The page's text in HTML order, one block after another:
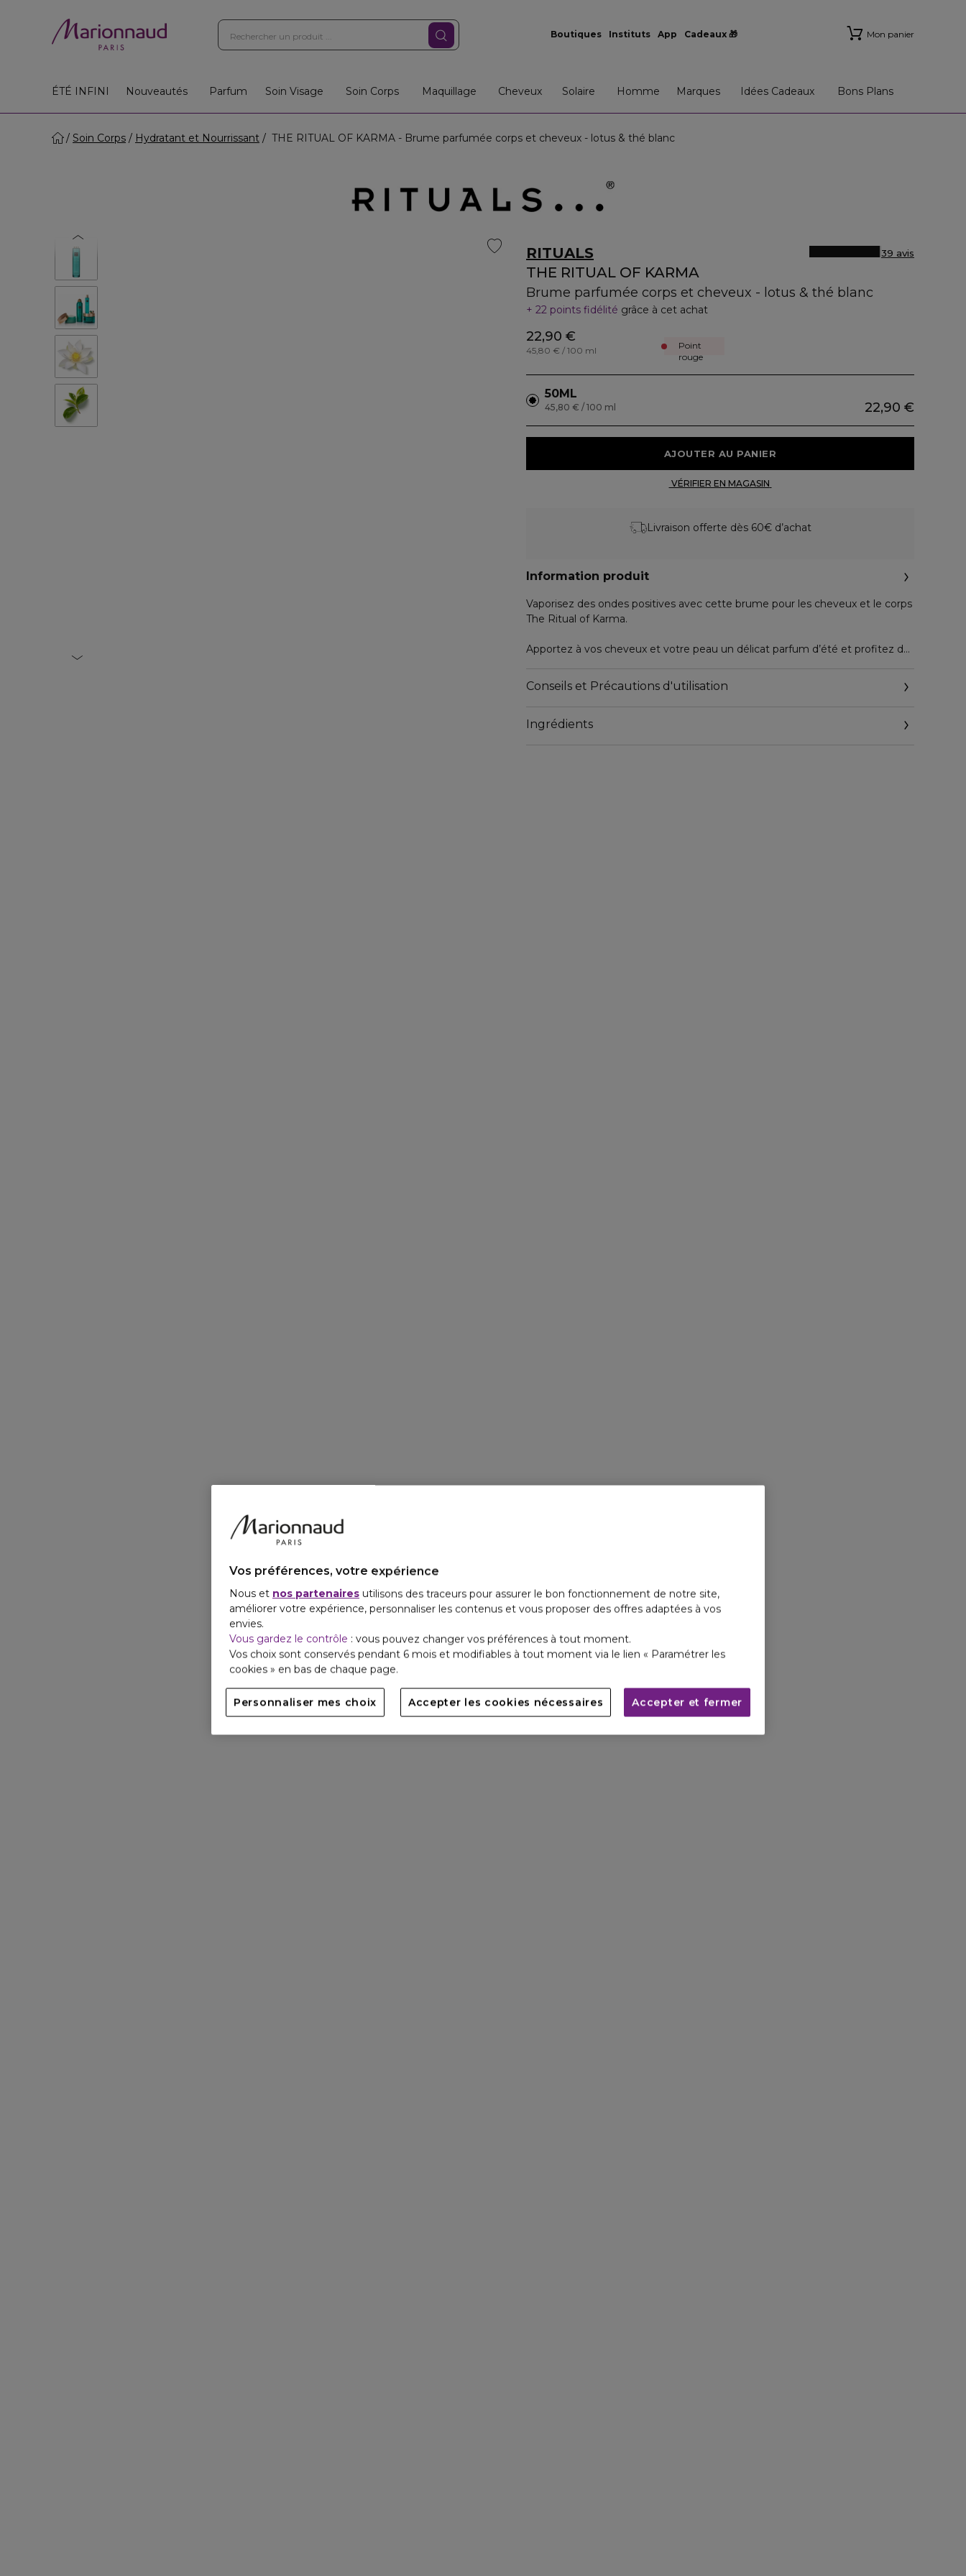
Boutiques Instituts App Cadeaux 🎁 Mon panier
ÉTÉ INFINI
Nouveautés Parfum Soin Visage Soin Corps Maquillage Cheveux Solaire Homme Marques Idées Cadeaux Bons Plans
Soin Corps Hydratant et Nourrissant THE RITUAL OF KARMA - Brume parfumée corps et cheveux - lotus & thé blanc
RITUALS
THE RITUAL OF KARMA
Brume parfumée corps et cheveux - lotus & thé blanc
39 avis
22 points fidélité grâce à cet achat
22,90 €
45,80 € / 100 ml
Point
rouge
50ML
22,90 €
45,80 € / 100 ml
Livraison offerte dès 60€ d’achat
Information produit
Vaporisez des ondes positives avec cette brume pour les cheveux et le corps
The Ritual of Karma.
Apportez à vos cheveux et votre peau un délicat parfum d’été et profitez de
est idéale pour les peaux sensibles et ne tache pas les tissus. Associez-la à
d’autres produits The Ritual of Karma pour un soin beauté riche de sens.
Conseils et Précautions d'utilisation
Ingrédients
Vos préférences, votre expérience
Nous et nos partenaires utilisons des traceurs pour assurer le bon fonctionnement de notre site,
améliorer votre expérience, personnaliser les contenus et vous proposer des offres adaptées à vos
envies.
Vous gardez le contrôle : vous pouvez changer vos préférences à tout moment.
Vos choix sont conservés pendant 6 mois et modifiables à tout moment via le lien « Paramétrer les
cookies » en bas de chaque page.
Personnaliser mes choix Accepter les cookies nécessaires Accepter et fermer